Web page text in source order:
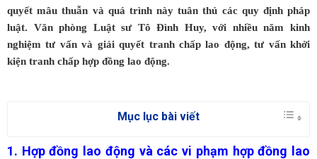
quyết mâu thuẫn và quá trình này tuân thủ các quy định pháp
luật. Văn phòng Luật sư Tô Đình Huy, với nhiều năm kinh
nghiệm tư vấn và giải quyết tranh chấp lao động, tư vấnkhởi
kiện tranh chấp hợp đồng lao động.
Mục lục bài viết
1. Hợp đồng lao động và các vi phạm hợp đồng lao